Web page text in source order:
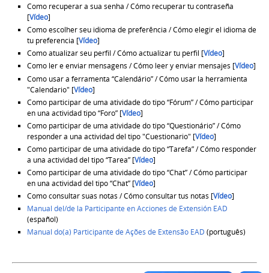
Como recuperar a sua senha / Cómo recuperar tu contraseña
[Vídeo]
Como escolher seu idioma de preferência / Cómo elegir el idioma de
tu preferencia [Vídeo]
Como atualizar seu perfil / Cómo actualizar tu perfil [Vídeo]
Como ler e enviar mensagens / Cómo leer y enviar mensajes [Vídeo]
Como usar a ferramenta “Calendário” / Cómo usar la herramienta
"Calendario" [Vídeo]
Como participar de uma atividade do tipo “Fórum” / Cómo participar
en una actividad tipo “Foro” [Vídeo]
Como participar de uma atividade do tipo “Questionário” / Cómo
responder a una actividad del tipo "Cuestionario" [Vídeo]
Como participar de uma atividade do tipo “Tarefa” / Cómo responder
a una actividad del tipo “Tarea” [Vídeo]
Como participar de uma atividade do tipo “Chat” / Cómo participar
en una actividad del tipo “Chat” [Vídeo]
Como consultar suas notas / Cómo consultar tus notas [Vídeo]
Manual del/de la Participante en Acciones de Extensión EAD
(español)
Manual do(a) Participante de Ações de Extensão EAD (português)